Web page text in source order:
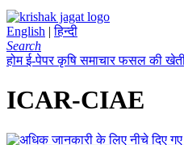
English | हिन्दी
Search
होमई-पेपरकृषि समाचारफसल की
ICAR-CIAE